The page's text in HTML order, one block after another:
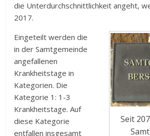
die Unterdurchschnittlichkeit angeht,
2017.
Seit
Eingeteilt werden die
in der Samtgemeinde
angefallenen
Krankheitstage in
Kategorien. Die
Kategorie 1: 1-3
Krankheitstage. Auf
diese Kategorie
entfallen insgesamt